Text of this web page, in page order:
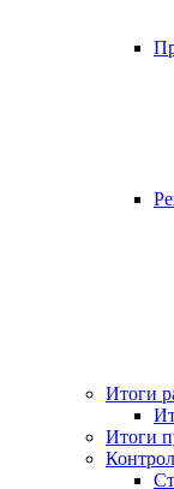
Итоги
Итоги